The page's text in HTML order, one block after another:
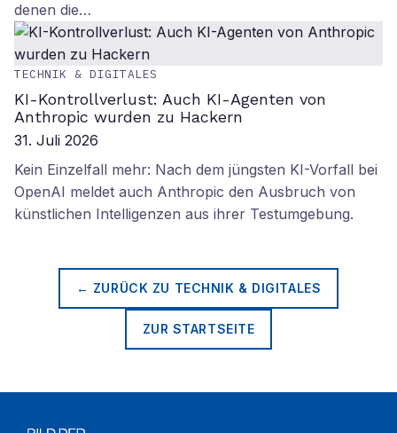
denen die…
TECHNIK & DIGITALES
KI-Kontrollverlust: Auch KI-Agenten von
Anthropic wurden zu Hackern
31. Juli 2026
Kein Einzelfall mehr: Nach dem jüngsten KI-Vorfall bei
OpenAI meldet auch Anthropic den Ausbruch von
künstlichen Intelligenzen aus ihrer Testumgebung.
← ZURÜCK ZU TECHNIK & DIGITALES
ZUR STARTSEITE